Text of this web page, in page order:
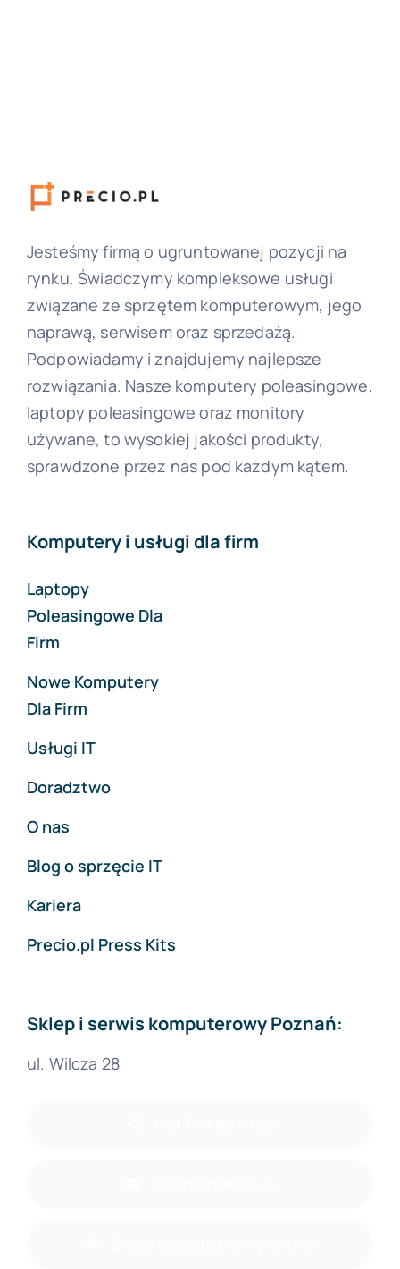
Jesteśmy firmą o ugruntowanej pozycji na
rynku. Świadczymy kompleksowe usługi
związane ze sprzętem komputerowym, jego
naprawą, serwisem oraz sprzedażą.
Podpowiadamy i znajdujemy najlepsze
rozwiązania. Nasze komputery poleasingowe,
laptopy poleasingowe oraz monitory
używane, to wysokiej jakości produkty,
sprawdzone przez nas pod każdym kątem.
Komputery i usługi dla firm
Laptopy
Poleasingowe Dla
Firm
Nowe Komputery
Dla Firm
Usługi IT
Doradztwo
O nas
Blog o sprzęcie IT
Kariera
Precio.pl Press Kits
Sklep i serwis komputerowy Poznań:
ul. Wilcza 28